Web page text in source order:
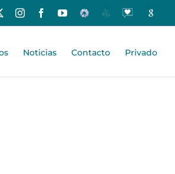
X InstagramFacebookYouTube
EducamosCentros
Centro
OracionesGoogle
Noticias Contacto Privado